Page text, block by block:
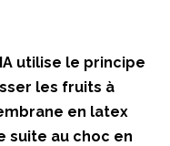
utilise le principe
les fruits à
en latex
suite au choc en